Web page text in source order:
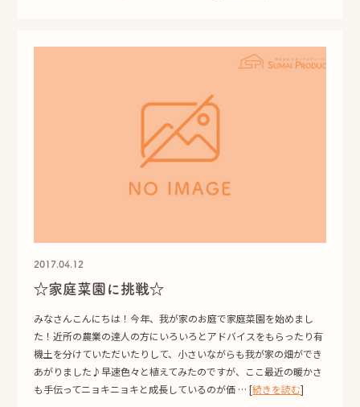
2017.04.12
☆家庭菜園に挑戦☆
みなさんこんにちは！今年、我が家のお庭で家庭菜園を始めまし
た！近所の農業の達人の方にいろいろとアドバイスをもらったり有
機土を分けていただいたりして、小さいながらも我が家の畑ができ
あがりました♪早速色々と植えてみたのですが、ここ最近の暖かさ
も手伝ってニョキニョキと成長しているのが価 … [続きを読む]